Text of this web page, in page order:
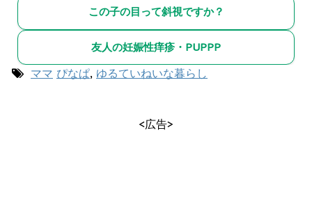
この子の目って斜視ですか？
友人の妊娠性痒疹・PUPPP
ママ ぴなぱ, ゆるていねいな暮らし
<広告>